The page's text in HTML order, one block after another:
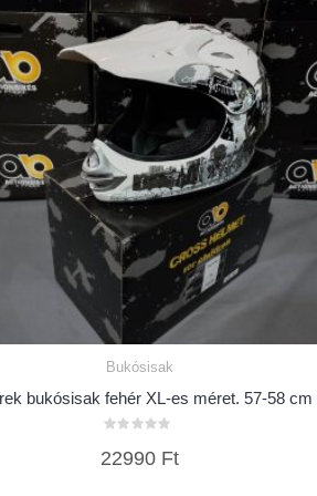
Bukósisak
bukósisak fehér XL-es méret. 57-58 cm
0
22990 Ft